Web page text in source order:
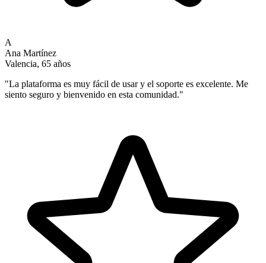
A
Ana Martínez
Valencia, 65 años
"La plataforma es muy fácil de usar y el soporte es excelente. Me
siento seguro y bienvenido en esta comunidad."